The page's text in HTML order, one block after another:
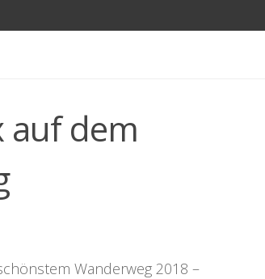
auf dem
Wanderweg 2018 –